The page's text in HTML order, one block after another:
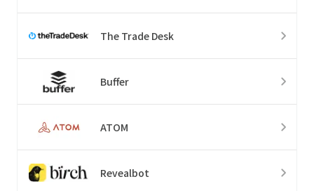
The Trade Desk
Buffer
ATOM
Revealbot